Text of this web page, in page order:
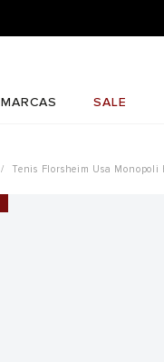
MARCAS SALE
Tenis Florsheim Usa Monopoli